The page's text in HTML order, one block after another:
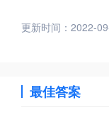
更新时间：2022-
最佳答案